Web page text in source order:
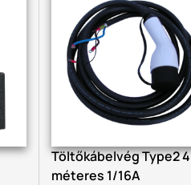
Töltőkábelvég Type2 4
méteres 1/16A